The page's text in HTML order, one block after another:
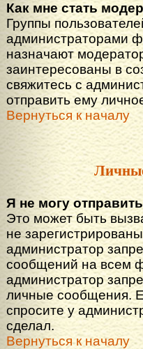
Как мне стать
Группы
администраторами
назначают
заинтересованы в
свяжитесь с
отправить ему
Вернуться к началу
Я не могу
Это может быть
не
администратор
сообщений на всем
администратор
личные сообщения.
спросите у
сделал.
Вернуться к началу